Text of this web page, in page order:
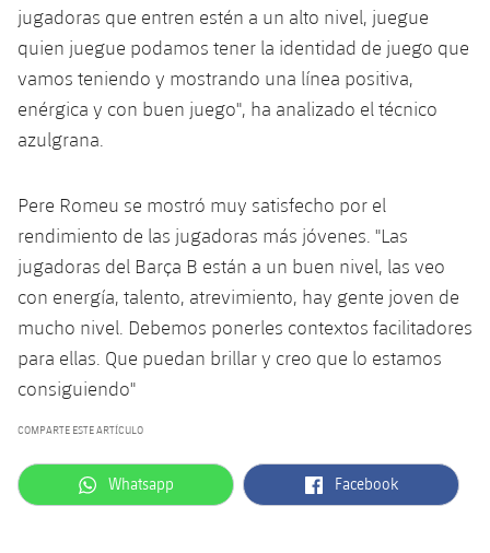
Clasificaciones
Resultados
Clasificaciones
Hockey Hierba Femenino
Plantilla
Rugby
plusicon
más
Actualidad
Calendario
Resultados
Clasificaciones
Fotos
Voleibol
plusicon
más
Voleibol masculino
Voleibol femenino
Apúntate a las amateurs
Carnet de las Secciones Amateurs
PLUSICON
MÁS
League of Legends
VALORANT Rising
VALORANT Game Changers
jugadoras que entren estén a un alto nivel, juegue
quien juegue podamos tener la identidad de juego que
vamos teniendo y mostrando una línea positiva,
enérgica y con buen juego", ha analizado el técnico
azulgrana.
Pere Romeu se mostró muy satisfecho por el
rendimiento de las jugadoras más jóvenes. "Las
jugadoras del Barça B están a un buen nivel, las veo
con energía, talento, atrevimiento, hay gente joven de
mucho nivel. Debemos ponerles contextos facilitadores
para ellas. Que puedan brillar y creo que lo estamos
consiguiendo"
COMPARTE ESTE ARTÍCULO
label.aria.whatsapp
Whatsapp label.aria.facebook
Facebook